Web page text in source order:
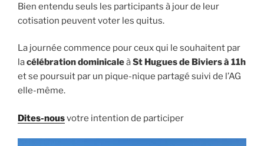
Bien entendu seuls les participants à jour de leur
cotisation peuvent voter les quitus.
La journée commence pour ceux qui le souhaitent par
lacélébration dominicaleàSt Hugues de Biviers à 11h
et se poursuit par un pique-nique partagé suivi de l’AG
elle-même.
Dites-nousvotre intention de participer